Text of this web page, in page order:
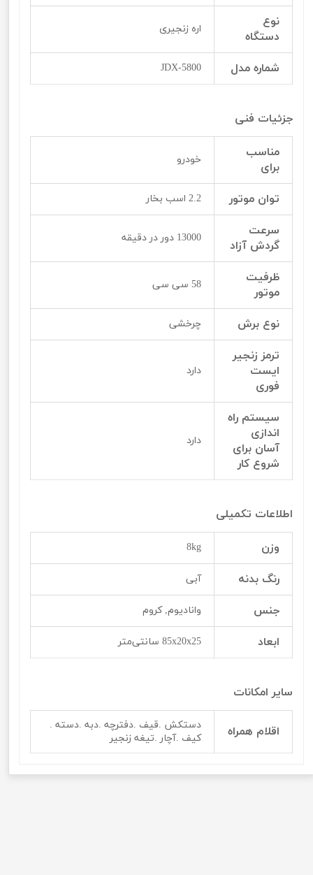
نوع
دستگاه
اره زنجیری
شماره مدل JDX-5800
جزئیات فنی
مناسب
برای
خودرو
توان موتور 2.2 اسب بخار
سرعت
گردش آزاد
13000 دور در دقیقه
ظرفیت
موتور
58 سی سی
نوع برش چرخشی
ترمز زنجیر
ایست
فوری
دارد
سیستم راه
اندازی
آسان برای
شروع کار
دارد
اطلاعات تکمیلی
وزن 8kg
رنگ بدنه آبی
جنس وانادیوم, کروم
ابعاد 85x20x25 سانتی‌متر
سایر امکانات
اقلام همراه
دستکش .قیف .دفترچه .دبه .دسته .
کیف .آچار .تیغه زنجیر